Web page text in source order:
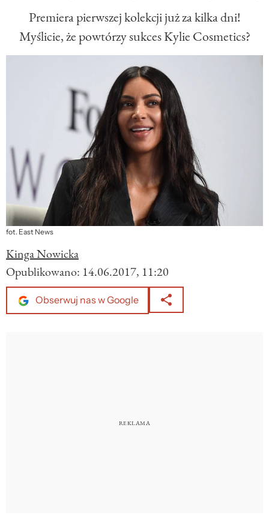
Premiera pierwszej kolekcji już za kilka dni!
Myślicie, że powtórzy sukces Kylie Cosmetics?
fot. East News
Kinga Nowicka
Opublikowano: 14.06.2017, 11:20
Obserwuj nas w Google